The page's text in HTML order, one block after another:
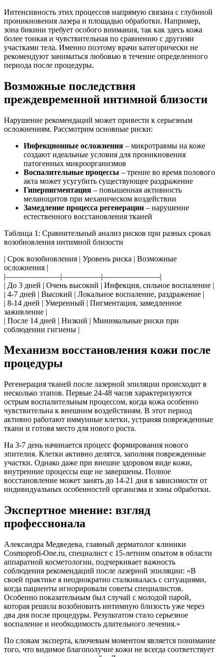
Интенсивность этих процессов напрямую связана с глубиной
проникновения лазера и площадью обработки. Например,
зона бикини требует особого внимания, так как здесь кожа
более тонкая и чувствительная по сравнению с другими
участками тела. Именно поэтому врачи категорически не
рекомендуют заниматься любовью в течение определенного
периода после процедуры.
Возможные последствия
преждевременной интимной близости
Нарушение рекомендаций может привести к серьезным
осложнениям. Рассмотрим основные риски:
Инфекционные осложнения – микротравмы на коже
создают идеальные условия для проникновения
патогенных микроорганизмов
Воспалительные процессы – трение во время полового
акта может усугубить существующее раздражение
Гиперпигментация – повышенная активность
меланоцитов при механическом воздействии
Замедление процесса регенерации – нарушение
естественного восстановления тканей
Таблица 1: Сравнительный анализ рисков при разных сроках
возобновления интимной близости
| Срок возобновления | Уровень риска | Возможные
осложнения |
|———————|—————|———————-|
| До 3 дней | Очень высокий | Инфекция, сильное воспаление |
| 4-7 дней | Высокий | Локальное воспаление, раздражение |
| 8-14 дней | Умеренный | Пигментация, замедленное
заживление |
| После 14 дней | Низкий | Минимальные риски при
соблюдении гигиены |
Механизм восстановления кожи после
процедуры
Регенерация тканей после лазерной эпиляции происходит в
несколько этапов. Первые 24-48 часов характеризуются
острым воспалительным процессом, когда кожа особенно
чувствительна к внешним воздействиям. В этот период
активно работают иммунные клетки, устраняя поврежденные
ткани и готовя место для нового роста.
На 3-7 день начинается процесс формирования нового
эпителия. Клетки активно делятся, заполняя поврежденные
участки. Однако даже при внешне здоровом виде кожи,
внутренние процессы еще не завершены. Полное
восстановление может занять до 14-21 дня в зависимости от
индивидуальных особенностей организма и зоны обработки.
Экспертное мнение: взгляд
профессионала
Александра Медведева, главный дерматолог клиники
Cosmoprofi-One.ru, специалист с 15-летним опытом в области
аппаратной косметологии, подчеркивает важность
соблюдения рекомендаций после лазерной эпиляции: «В
своей практике я неоднократно сталкивалась с ситуациями,
когда пациенты игнорировали советы специалистов.
Особенно показательным был случай с молодой парой,
которая решила возобновить интимную близость уже через
два дня после процедуры. Результатом стало серьезное
воспаление и необходимость длительного лечения.»
По словам эксперта, ключевым моментом является понимание
того, что видимое благополучие кожи не всегда соответствует